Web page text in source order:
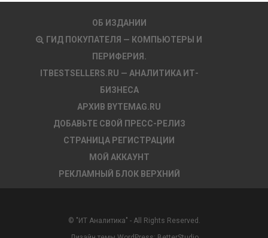
ОБ ИЗДАНИИ
ГИД ПОКУПАТЕЛЯ — КОМПЬЮТЕРЫ И
ПЕРИФЕРИЯ.
ITBESTSELLERS.RU — АНАЛИТИКА ИТ-
БИЗНЕСА
АРХИВ BYTEMAG.RU
ДОБАВЬТЕ СВОЙ ПРЕСС-РЕЛИЗ
СТРАНИЦА РЕГИСТРАЦИИ
МОЙ АККАУНТ
РЕКЛАМНЫЙ БЛОК ВЕРХНИЙ
© "ИТ Аналитика" - All Rights Reserved.